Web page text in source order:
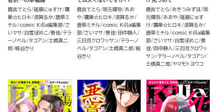
鹿吉てとら 磋藤にゅすけ 鷹
巣☆ヒロキ 須賀るか 唐草ミ
チル comic Killa編集部 さ
いマサ
白雪ぽめこ 景佳 テラ
ーノベル タコアシ 土橋真二
郎 梶谷きり
鹿吉てとら 坂元輝弥 あお
や 鷹巣☆ヒロキ 須賀るか
唐草ミチル comic Killa編集
部 さいマサ 景佳 田中静人
三日月クロワッサン テラーノ
ベル タコアシ 土橋真二郎 梶
谷きり
鹿吉てとら あきつみずほ 坂
元輝弥 あおや 磋藤にゅす
け 鷹巣☆ヒロキ 須賀るか
唐草ミチル comic Killa編集
部 さいマサ 白雪ぽめこ 景
佳 田中静人 三日月クロワッ
サン テラーノベル タコアシ
土橋真二郎 ヤマモトヨウコ